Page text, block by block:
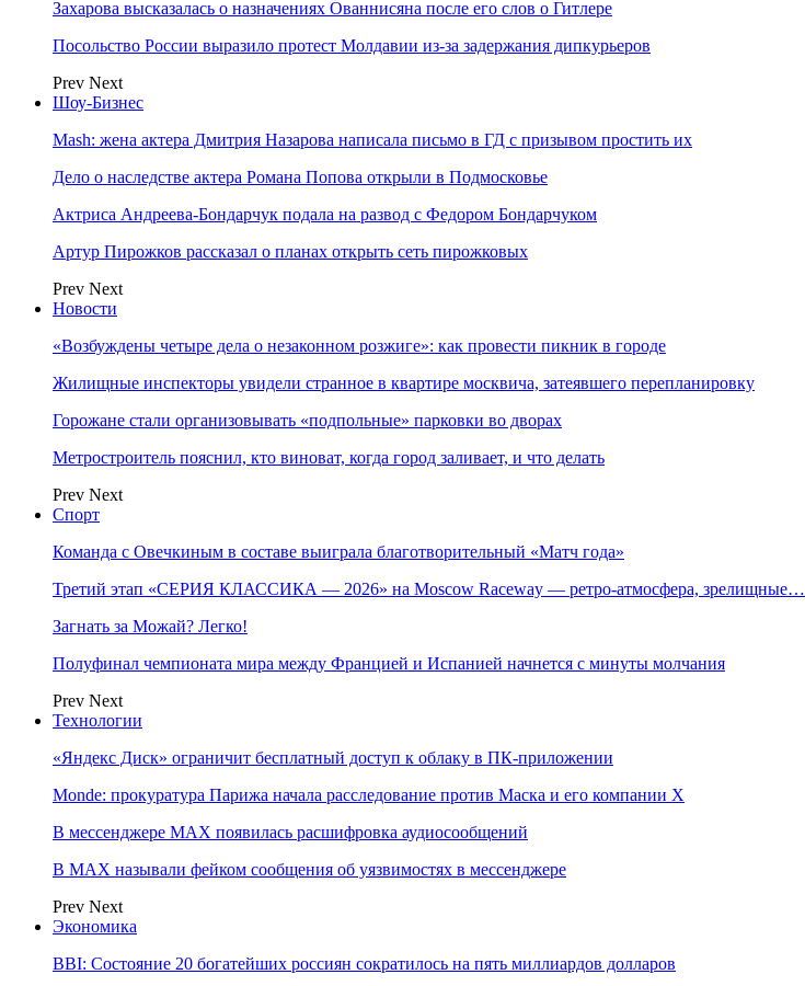
Захарова высказалась о назначениях Ованнисяна после его слов о Гитлере
Посольство России выразило протест Молдавии из-за задержания дипкурьеров
Prev Next
Шоу-Бизнес
Mash: жена актера Дмитрия Назарова написала письмо в ГД с призывом простить их
Дело о наследстве актера Романа Попова открыли в Подмосковье
Актриса Андреева-Бондарчук подала на развод с Федором Бондарчуком
Артур Пирожков рассказал о планах открыть сеть пирожковых
Prev Next
Новости
«Возбуждены четыре дела о незаконном розжиге»: как провести пикник в городе
Жилищные инспекторы увидели странное в квартире москвича, затеявшего перепланировку
Горожане стали организовывать «подпольные» парковки во дворах
Метростроитель пояснил, кто виноват, когда город заливает, и что делать
Prev Next
Спорт
Команда с Овечкиным в составе выиграла благотворительный «Матч года»
Третий этап «СЕРИЯ КЛАССИКА — 2026» на Moscow Raceway — ретро‑атмосфера, зрелищные…
Загнать за Можай? Легко!
Полуфинал чемпионата мира между Францией и Испанией начнется с минуты молчания
Prev Next
Технологии
«Яндекс Диск» ограничит бесплатный доступ к облаку в ПК-приложении
Monde: прокуратура Парижа начала расследование против Маска и его компании X
В мессенджере MAX появилась расшифровка аудиосообщений
В МAX называли фейком сообщения об уязвимостях в мессенджере
Prev Next
Экономика
BBI: Состояние 20 богатейших россиян сократилось на пять миллиардов долларов